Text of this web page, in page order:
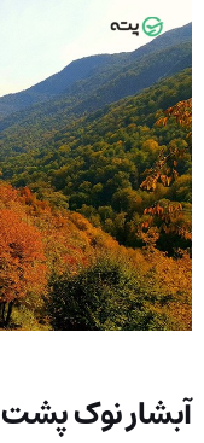
آبشار نوک پشت